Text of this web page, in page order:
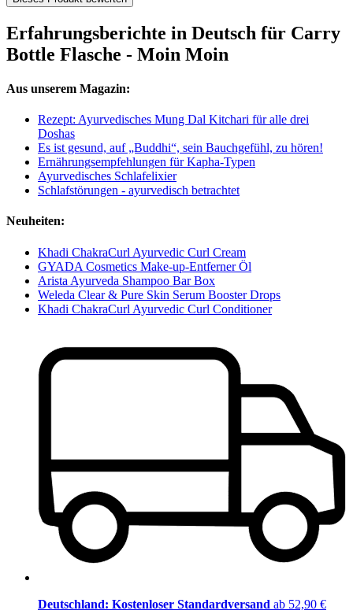
Erfahrungsberichte in Deutsch für Carry
Bottle Flasche - Moin Moin
Aus unserem Magazin:
Rezept: Ayurvedisches Mung Dal Kitchari für alle drei
Doshas
Es ist gesund, auf „Buddhi“, sein Bauchgefühl, zu hören!
Ernährungsempfehlungen für Kapha-Typen
Ayurvedisches Schlafelixier
Schlafstörungen - ayurvedisch betrachtet
Neuheiten:
Khadi ChakraCurl Ayurvedic Curl Cream
GYADA Cosmetics Make-up-Entferner Öl
Arista Ayurveda Shampoo Bar Box
Weleda Clear & Pure Skin Serum Booster Drops
Khadi ChakraCurl Ayurvedic Curl Conditioner
Deutschland: Kostenloser Standardversand ab 52,90 €